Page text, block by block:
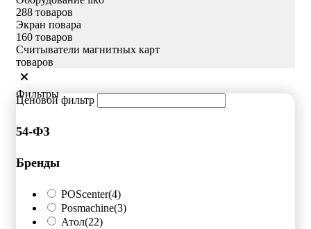
288 товаров
Экран повара
160 товаров
Считыватели магнитных карт
товаров
Фильтры
Ценовой фильтр
54-ФЗ
Бренды
POScenter(4)
Posmachine(3)
Атол(22)